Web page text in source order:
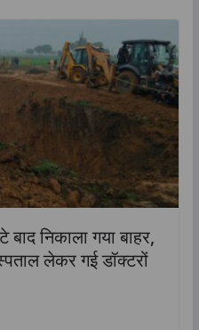
बाद निकाला गया बाहर,
लेकर गई डॉक्टरों